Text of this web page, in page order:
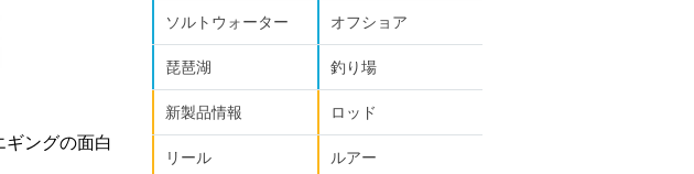
ングの面白
ソルトウォーター オフショア
琵琶湖 釣り場
新製品情報 ロッド
リール ルアー